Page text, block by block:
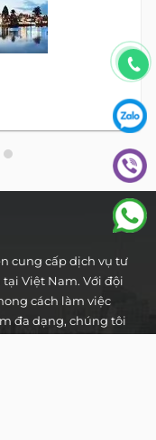
cung cấp dịch vụ tư
Việt Nam. Với đội
cách làm việc
đa dạng, chúng tôi